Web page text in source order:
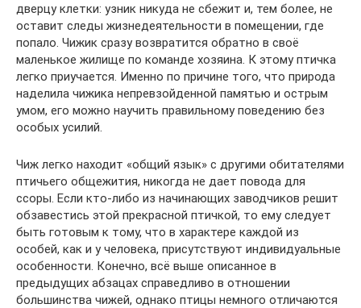
дверцу клетки: узник никуда не сбежит и, тем более, не
оставит следы жизнедеятельности в помещении, где
попало. Чижик сразу возвратится обратно в своё
маленькое жилище по команде хозяина. К этому птичка
легко приучается. Именно по причине того, что природа
наделила чижика непревзойденной памятью и острым
умом, его можно научить правильному поведению без
особых усилий.
Чиж легко находит «общий язык» с другими обитателями
птичьего общежития, никогда не дает повода для
ссоры. Если кто-либо из начинающих заводчиков решит
обзавестись этой прекрасной птичкой, то ему следует
быть готовым к тому, что в характере каждой из
особей, как и у человека, присутствуют индивидуальные
особенности. Конечно, всё выше описанное в
предыдущих абзацах справедливо в отношении
большинства чижей, однако птицы немного отличаются